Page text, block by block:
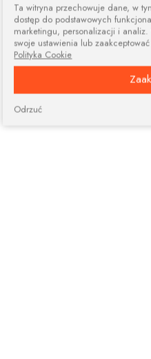
Ta witryna przechowuje dane, w
dostęp do podstawowych
marketingu, personalizacji i
swoje ustawienia lub
Polityka Cookie
Odrzuć